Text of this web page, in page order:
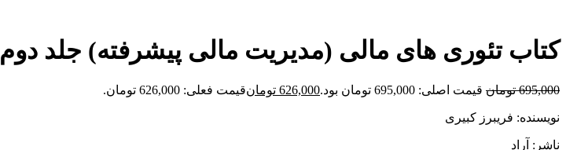
کتاب تئوری های مالی (مدیریت مالی پیشرفته) جلد دوم
695,000 تومان قیمت اصلی: 695,000 تومان بود. 626,000 تومانقیمت فعلی: 626,000 تومان.
نویسنده: فریبرز کبیری
ناشر: آراد